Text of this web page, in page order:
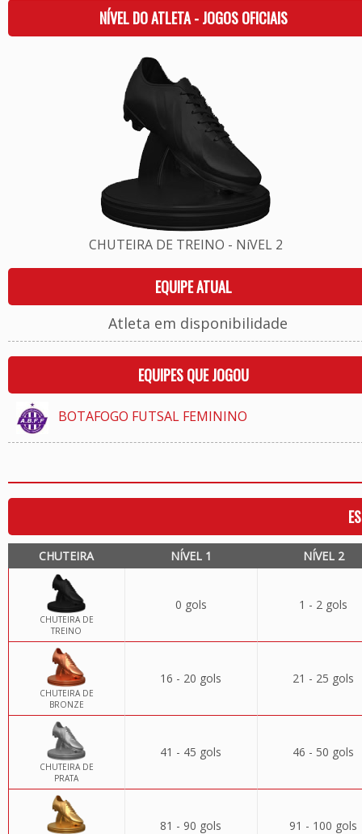
NÍVEL DO ATLETA - JOGOS OFICIAIS
CHUTEIRA DE TREINO - NíVEL 2
EQUIPE ATUAL
Atleta em disponibilidade
EQUIPES QUE JOGOU
BOTAFOGO FUTSAL FEMININO
CHUTEIRA NÍVEL 1 NÍVEL 2
CHUTEIRA DE
TREINO
0 gols 1 - 2 gols
CHUTEIRA DE
BRONZE
16 - 20 gols 21 - 25 gols
CHUTEIRA DE
PRATA
41 - 45 gols 46 - 50 gols
81 - 90 gols 91 - 100 gols